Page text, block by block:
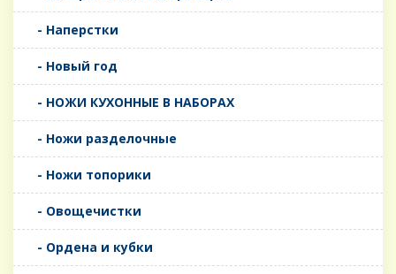
- Наперстки
- Новый год
- НОЖИ КУХОННЫЕ В НАБОРАХ
- Ножи разделочные
- Ножи топорики
- Овощечистки
- Ордена и кубки